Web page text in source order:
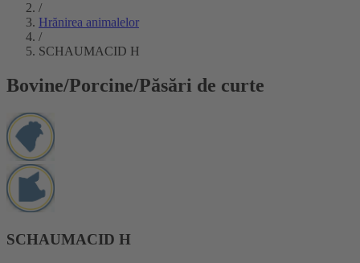
/
Hrănirea animalelor
/
SCHAUMACID H
Bovine/Porcine/Păsări de curte
SCHAUMACID H